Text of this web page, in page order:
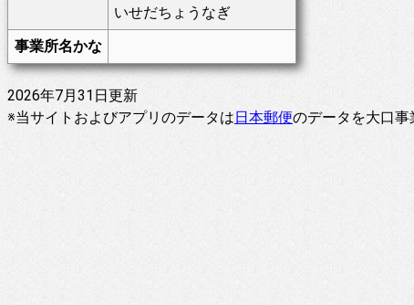
いせだちょうなぎ
事業所名かな
2026年7月31日更新
※当サイトおよびアプリのデータは日本郵便のデータを大口事